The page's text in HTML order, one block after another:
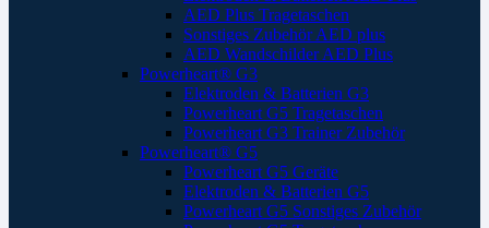
AED Plus Tragetaschen
Sonstiges Zubehör AED plus
AED Wandschilder AED Plus
Powerheart® G3
Elektroden & Batterien G3
Powerheart G5 Tragetaschen
Powerheart G3 Trainer Zubehör
Powerheart® G5
Powerheart G5 Geräte
Elektroden & Batterien G5
Powerheart G5 Sonstiges Zubehör